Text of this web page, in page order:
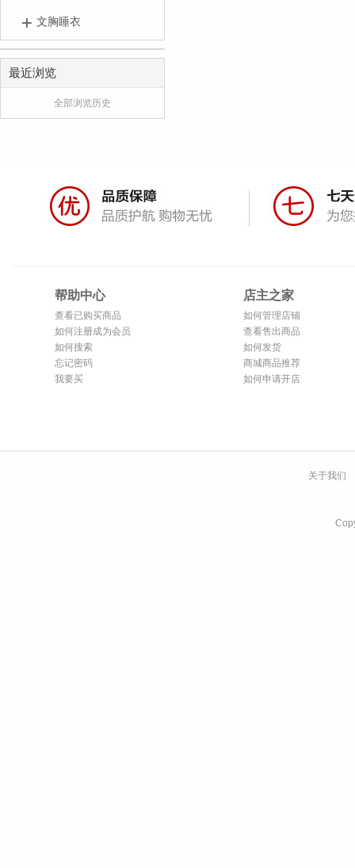
文胸睡衣
最近浏览
全部浏览历史
帮助中心
查看已购买商品
如何注册成为会员
如何搜索
忘记密码
我要买
店主之家
如何管理店铺
查看售出商品
如何发货
商城商品推荐
如何申请开店
关于我们